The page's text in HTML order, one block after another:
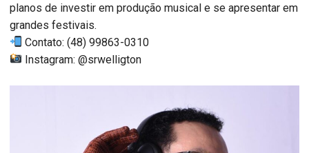
planos de investir em produção musical e se apresentar em
grandes festivais.
Contato: (48) 99863-0310
Instagram: @srwelligton